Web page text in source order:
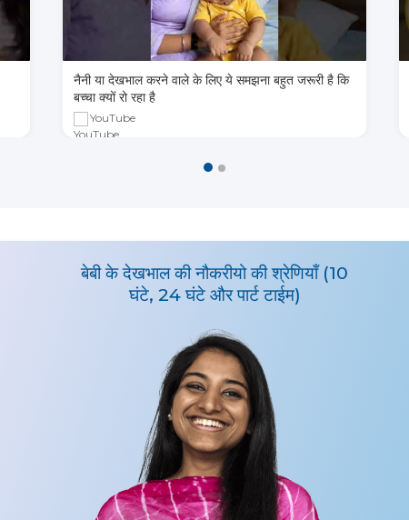
नैनी या देखभाल करने वाले के लिए ये समझना बहुत जरूरी है कि
बच्चा क्यों रो रहा है
YouTube
बेबी के देखभाल की नौकरीयो की श्रेणियाँ (10
घंटे, 24 घंटे और पार्ट टाईम)